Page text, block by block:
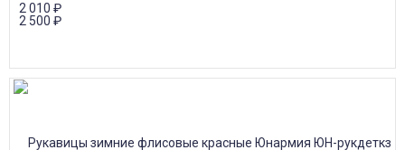
2 010 ₽
2 500 ₽